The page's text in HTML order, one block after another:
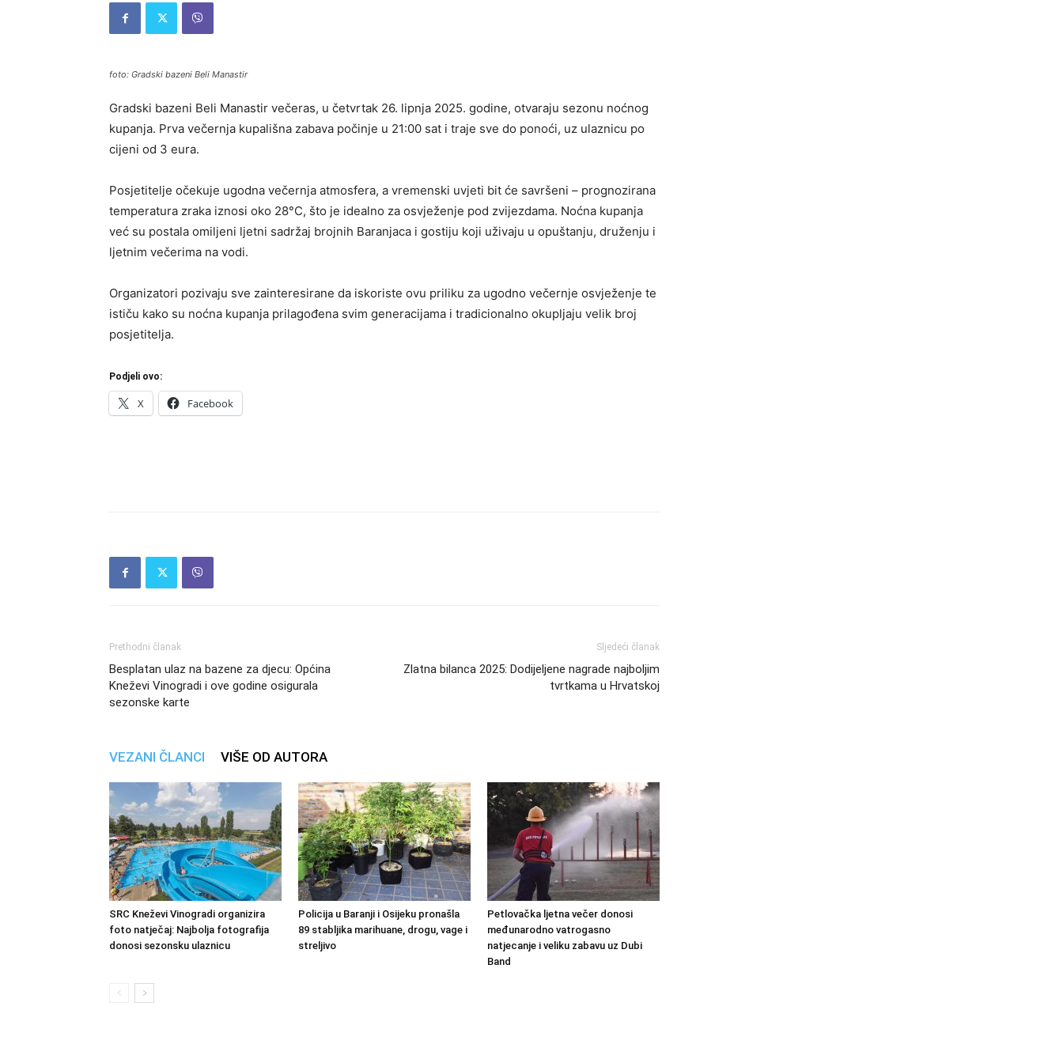
foto: Gradski bazeni Beli Manastir
Gradski bazeni Beli Manastir večeras, u četvrtak 26. lipnja 2025. godine, otvaraju sezonu noćnog
kupanja. Prva večernja kupališna zabava počinje u 21:00 sat i traje sve do ponoći, uz ulaznicu po
cijeni od 3 eura.
Posjetitelje očekuje ugodna večernja atmosfera, a vremenski uvjeti bit će savršeni – prognozirana
temperatura zraka iznosi oko 28°C, što je idealno za osvježenje pod zvijezdama. Noćna kupanja
već su postala omiljeni ljetni sadržaj brojnih Baranjaca i gostiju koji uživaju u opuštanju, druženju i
ljetnim večerima na vodi.
Organizatori pozivaju sve zainteresirane da iskoriste ovu priliku za ugodno večernje osvježenje te
ističu kako su noćna kupanja prilagođena svim generacijama i tradicionalno okupljaju velik broj
posjetitelja.
Podjeli ovo:
X Facebook
Prethodni članak
Besplatan ulaz na bazene za djecu: Općina
Kneževi Vinogradi i ove godine osigurala
sezonske karte
Sljedeći članak
Zlatna bilanca 2025: Dodijeljene nagrade najboljim
tvrtkama u Hrvatskoj
VEZANI ČLANCI VIŠE OD AUTORA
SRC Kneževi Vinogradi organizira
foto natječaj: Najbolja fotografija
donosi sezonsku ulaznicu
Policija u Baranji i Osijeku pronašla
89 stabljika marihuane, drogu, vage i
streljivo
Petlovačka ljetna večer donosi
međunarodno vatrogasno
natjecanje i veliku zabavu uz Dubi
Band